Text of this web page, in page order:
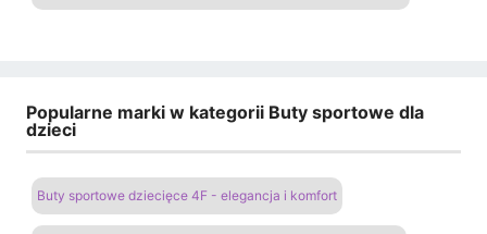
Popularne marki w kategorii Buty sportowe dla
dzieci
Buty sportowe dziecięce 4F - elegancja i komfort